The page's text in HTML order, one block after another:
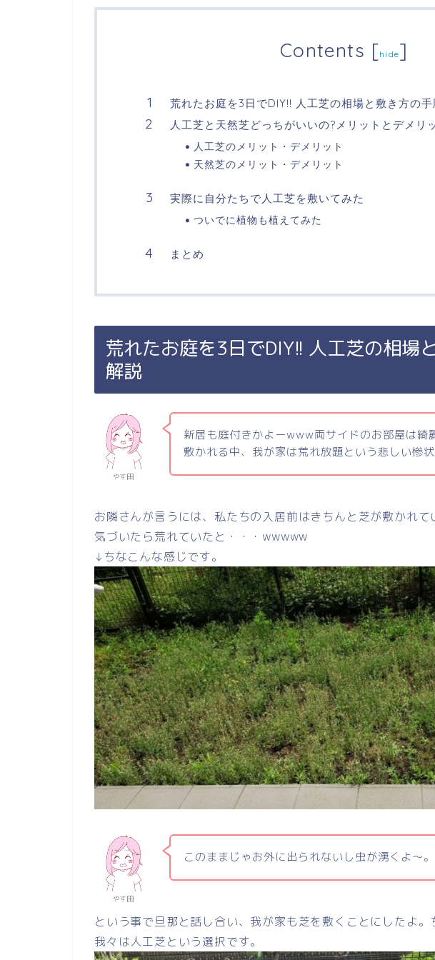
Contents [hide]
荒れたお庭を3日でDIY!! 人工芝の相場と敷き方の手
人工芝と天然芝どっちがいいの?メリットとデメリ
人工芝のメリット・デメリット
天然芝のメリット・デメリット
実際に自分たちで人工芝を敷いてみた
ついでに植物も植えてみた
まとめ
荒れたお庭を3日でDIY!! 人工芝の相場
解説
やす田
新居も庭付きかよーwww両サイドのお部屋は綺
敷かれる中、我が家は荒れ放題という悲しい惨
お隣さんが言うには、私たちの入居前はきちんと芝が敷かれ
気づいたら荒れていたと・・・wwwww
↓ちなこんな感じです。
やす田
このままじゃお外に出られないし虫が湧くよ～。
という事で旦那と話し合い、我が家も芝を敷くことにしたよ
我々は人工芝という選択です。